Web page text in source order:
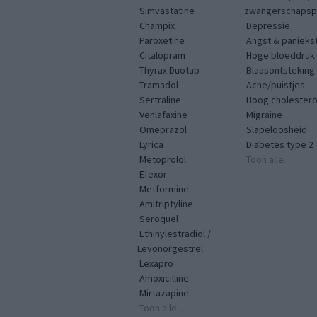
Actonel
Actos
Actraphane
Actrapid
Acular
Acupril
Acuzide
Adalat
Adartrel
Adcetris
Adcirca
Adenocor
Adenuric
Centraal zenuwstelsel
Cholesterol
Corticosteroiden
Darmproblemen - diarree
Darmproblemen - ontsteking
Darmproblemen - overig
Darmproblemen - verstopping
Dementie
Depressie - antidepressiva MAO-
Depressie - antidepressiva overig
Depressie - antidepressiva SSRI
Depressie - antidepressiva TCA
Desinfectie
Simvastatine
Champix
Paroxetine
Citalopram
Thyrax Duotab
Tramadol
Sertraline
Venlafaxine
Omeprazol
Lyrica
Metoprolol
Efexor
Metformine
Amitriptyline
Seroquel
Ethinylestradiol /
Levonorgestrel
Lexapro
Amoxicilline
Mirtazapine
Toon alle...
Depressie
Angst &
Hoge bloeddruk
Blaasontsteking
Acne/puistjes
Hoog
Migraine
Slapeloosheid
Diabetes type 2
Toon alle...